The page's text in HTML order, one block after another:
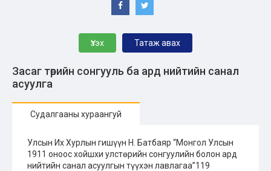
Үзэх Татаж авах
Засаг төрийн сонгууль ба ард нийтийн санал
асуулга
Судалгааны хураангуй
Улсын Их Хурлын гишүүн Н. Батбаяр “Монгол Улсын
1911 оноос хойшхи улстөрийн сонгуулийн болон ард
нийтийн санал асуулгын түүхэн лавлагаа”119